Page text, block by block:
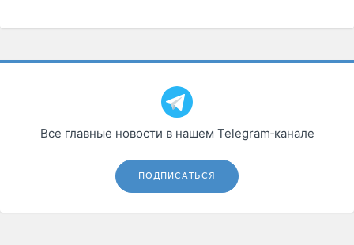
Все главные новости в нашем Telegram‑канале
ПОДПИСАТЬСЯ